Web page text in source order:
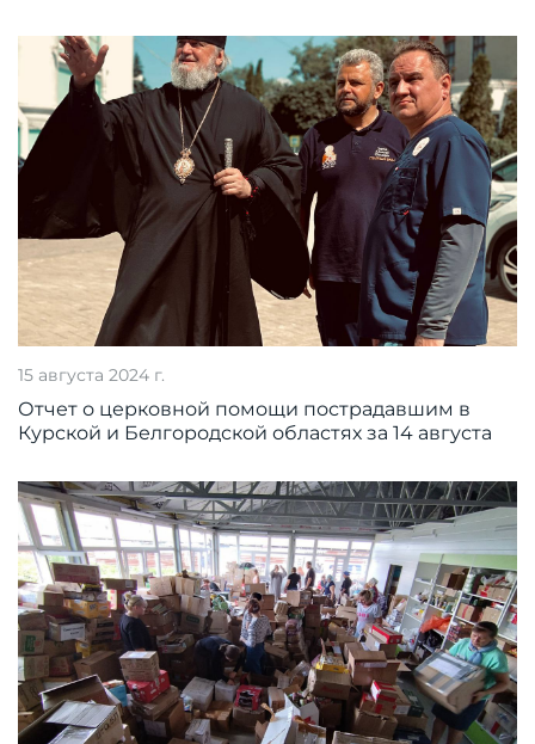
15 августа 2024 г.
Отчет о церковной помощи пострадавшим в
Курской и Белгородской областях за 14 августа